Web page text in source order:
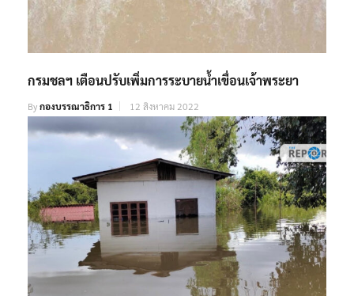
กรมชลฯ เตือนปรับเพิ่มการระบายน้ำเขื่อนเจ้าพระยา
Byกองบรรณาธิการ 1 12 สิงหาคม 2022